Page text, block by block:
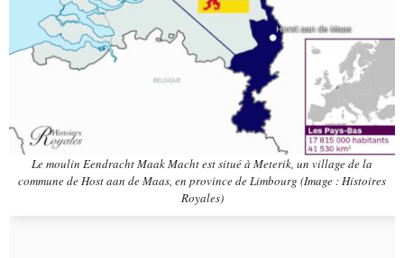
Le moulin Eendracht Maak Macht est situé à Meterik, un village de la
commune de Host aan de Maas, en province de Limbourg (Image : Histoires
Royales)